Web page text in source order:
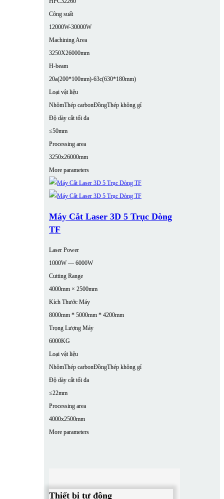
Công suất
12000W-30000W
Machining Area
3250X26000mm
H-beam
20a(200*100mm)-63c(630*180mm)
Loại vật liệu
NhômThép carbonĐồngThép không gỉ
Độ dày cắt tối đa
≤50mm
Processing area
3250x26000mm
More parameters
Máy Cắt Laser 3D 5 Trục Dòng
TF
Laser Power
1000W — 6000W
Cutting Range
4000mm × 2500mm
Kích Thước Máy
8000mm * 5000mm * 4200mm
Trọng Lượng Máy
6000KG
Loại vật liệu
NhômThép carbonĐồngThép không gỉ
Độ dày cắt tối đa
≤22mm
Processing area
4000x2500mm
More parameters
Thiết bị tự động